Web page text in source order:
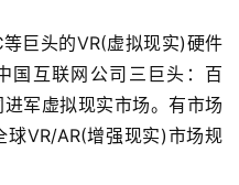
巨头的VR(虚拟现实)硬件
国互联网公司三巨头：百
军虚拟现实市场。有市场
VR/AR(增强现实)市场规